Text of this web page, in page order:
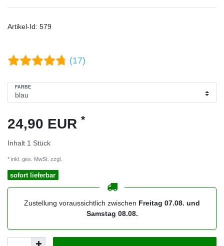
Artikel-Id: 579
(17)
FARBE
24,90 EUR *
Inhalt 1 Stück
* inkl. ges. MwSt. zzgl.
sofort lieferbar
Zustellung voraussichtlich zwischen Freitag 07.08. und
Samstag 08.08.